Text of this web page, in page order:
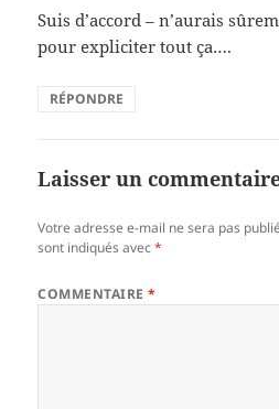
Suis d’accord – n’aurais
pour expliciter tout ça….
RÉPONDRE
Laisser un
Votre adresse e-mail ne sera pas
sont indiqués avec*
COMMENTAIRE*